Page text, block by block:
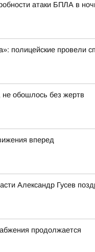
атаки БПЛА в
полицейские провели
обошлось без жертв
вперед
Александр Гусев
продолжается